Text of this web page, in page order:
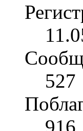
527
916